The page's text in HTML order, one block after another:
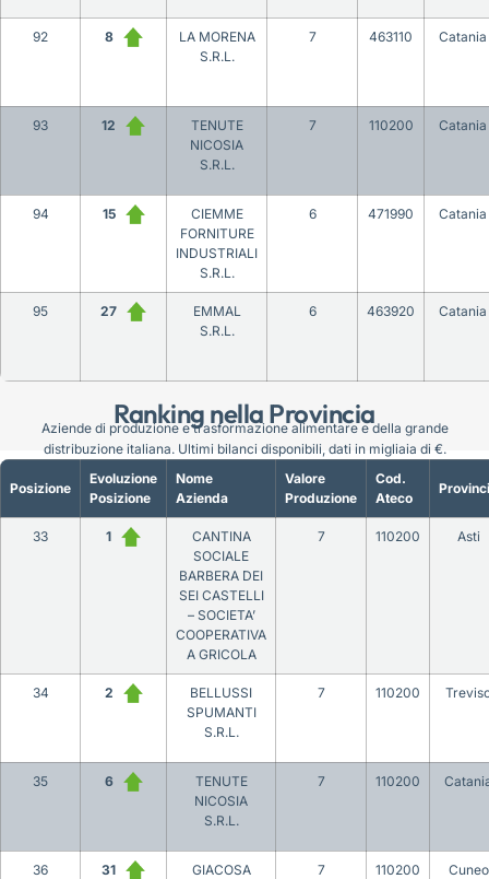
Ranking nella Provincia
92 8
LA MORENA
S.R.L.
7 463110 Catania
93 12
TENUTE
NICOSIA
S.R.L.
7 110200 Catania
94 15
CIEMME
FORNITURE
INDUSTRIALI
S.R.L.
6 471990 Catania
95 27
EMMAL
S.R.L.
6 463920 Catania
Posizione
Evoluzione
Posizione
Nome
Azienda
Valore
Produzione
Cod.
Ateco
33 1
CANTINA
SOCIALE
BARBERA DEI
SEI CASTELLI
– SOCIETA’
COOPERATIVA
A GRICOLA
7 110200 Asti
34 2
BELLUSSI
SPUMANTI
S.R.L.
7 110200
35 6
TENUTE
NICOSIA
S.R.L.
7 110200
36 31
GIACOSA
7 110200 Cuneo
Aziende di produzione e trasformazione alimentare e della grande
distribuzione italiana. Ultimi bilanci disponibili, dati in migliaia di €.